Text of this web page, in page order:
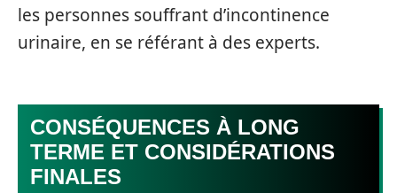
les personnes souffrant d’incontinence
urinaire, en se référant à des experts.
CONSÉQUENCES À LONG
TERME ET CONSIDÉRATIONS
FINALES